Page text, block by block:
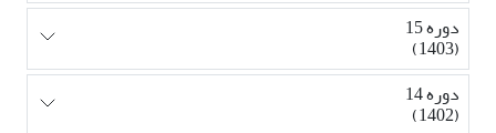
دوره 15
(1403)
دوره 14
(1402)